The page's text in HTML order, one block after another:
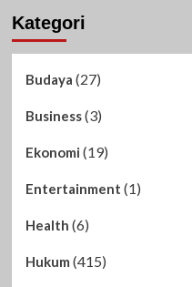
Kategori
Budaya (27)
Business(3)
Ekonomi (19)
Entertainment (1)
Health (6)
Hukum (415)